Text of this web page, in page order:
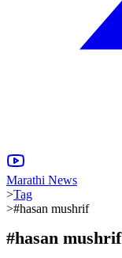
Marathi News
>Tag
>#hasan mushrif
#hasan mushrif